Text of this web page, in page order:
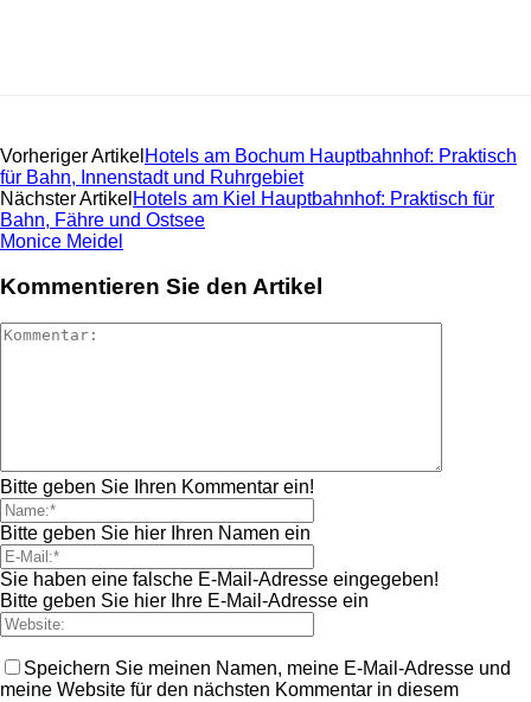
Vorheriger Artikel Hotels am Bochum Hauptbahnhof: Praktisch
für Bahn, Innenstadt und Ruhrgebiet
Nächster Artikel Hotels am Kiel Hauptbahnhof: Praktisch für
Bahn, Fähre und Ostsee
Monice Meidel
Kommentieren Sie den Artikel
Bitte geben Sie Ihren Kommentar ein!
Bitte geben Sie hier Ihren Namen ein
Sie haben eine falsche E-Mail-Adresse eingegeben!
Bitte geben Sie hier Ihre E-Mail-Adresse ein
Speichern Sie meinen Namen, meine E-Mail-Adresse und
meine Website für den nächsten Kommentar in diesem